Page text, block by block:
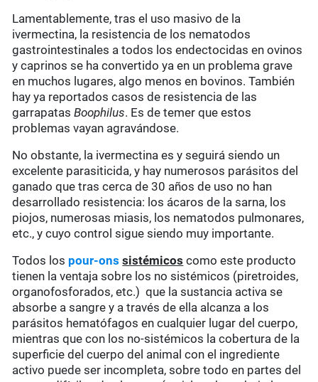
Lamentablemente, tras el uso masivo de la
ivermectina, la resistencia de los nematodos
gastrointestinales a todos los endectocidas en ovinos
y caprinos se ha convertido ya en un problema grave
en muchos lugares, algo menos en bovinos. También
hay ya reportados casos de resistencia de las
garrapatasBoophilus. Es de temer que estos
problemas vayan agravándose.
No obstante, la ivermectina es y seguirá siendo un
excelente parasiticida, y hay numerosos parásitos del
ganado que tras cerca de 30 años de uso no han
desarrollado resistencia: los ácaros de la sarna, los
piojos, numerosas miasis, los nematodos pulmonares,
etc., y cuyo control sigue siendo muy importante.
Todos los pour-ons sistémicos como este producto
tienen la ventaja sobre los no sistémicos (piretroides,
organofosforados, etc.) que la sustancia activa se
absorbe a sangre y a través de ella alcanza a los
parásitos hematófagos en cualquier lugar del cuerpo,
mientras que con los no-sistémicos la cobertura de la
superficie del cuerpo del animal con el ingrediente
activo puede ser incompleta, sobre todo en partes del